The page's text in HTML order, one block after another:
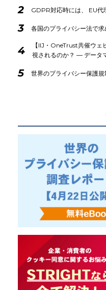
2 GDPR対応時には、 EU代
3 各国のプライバシー法で
4
【IIJ・OneTrust共催ウ
視されるのか？ ― データ
5 世界のプライバシー保護規